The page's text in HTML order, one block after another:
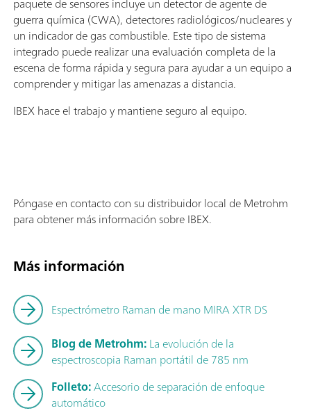
guerra química (CWA), detectores radiológicos/nucleares y
un indicador de gas combustible. Este tipo de sistema
integrado puede realizar una evaluación completa de la
escena de forma rápida y segura para ayudar a un equipo a
comprender y mitigar las amenazas a distancia.
IBEX hace el trabajo y mantiene seguro al equipo.
Póngase en contacto con su distribuidor local de Metrohm
para obtener más información sobre IBEX.
Más información
Espectrómetro Raman de mano MIRA XTR DS
Blog de Metrohm:La evolución de la
espectroscopia Raman portátil de 785 nm
Folleto:Accesorio de separación de enfoque
automático